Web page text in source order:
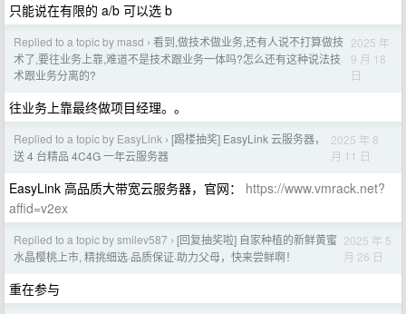
只能说在有限的 a/b 可以选 b
Replied to a topic by masd › 看到,做技术做业务,还有人说不打算做技
术了,要往业务上靠,难道不是技术跟业务一体吗?怎么还有这种说法技
术跟业务分离的?
2025 年
9 月 18
日
往业务上靠最终做项目经理。。
Replied to a topic by EasyLink › [踢楼抽奖] EasyLink 云服务器，
送 4 台精品 4C4G 一年云服务器
2025 年 8
月 11 日
EasyLink 高品质大带宽云服务器，官网： https://www.vmrack.net?
affid=v2ex
Replied to a topic by smilev587 › [回复抽奖啦] 自家种植的新鲜黄蜜
水晶樱桃上市, 精挑细选·品质保证·助力父母，快来尝鲜啊！
2025 年 5
月 26 日
重在参与